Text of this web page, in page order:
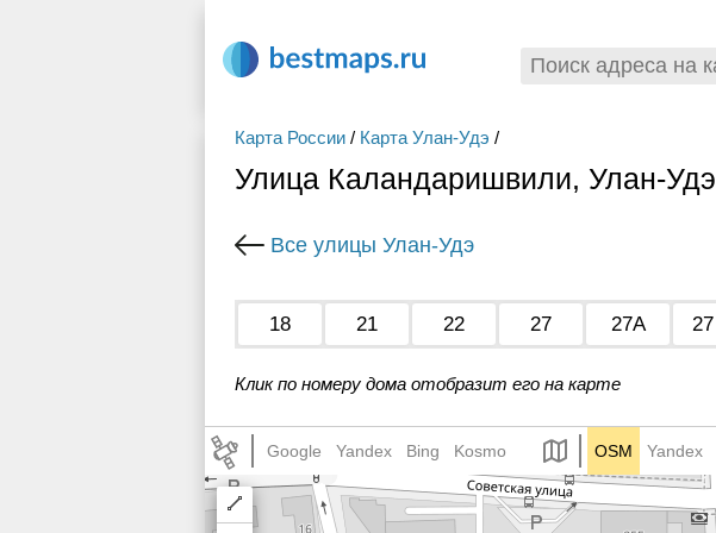
Карта России / Карта Улан-Удэ /
Улица Каландаришвили, Улан-Удэ
Все улицы Улан-Удэ
18 21 22 27 27А
Клик по номеру дома отобразит его на карте
Google Yandex Bing Kosmo OSM Yandex
Draw